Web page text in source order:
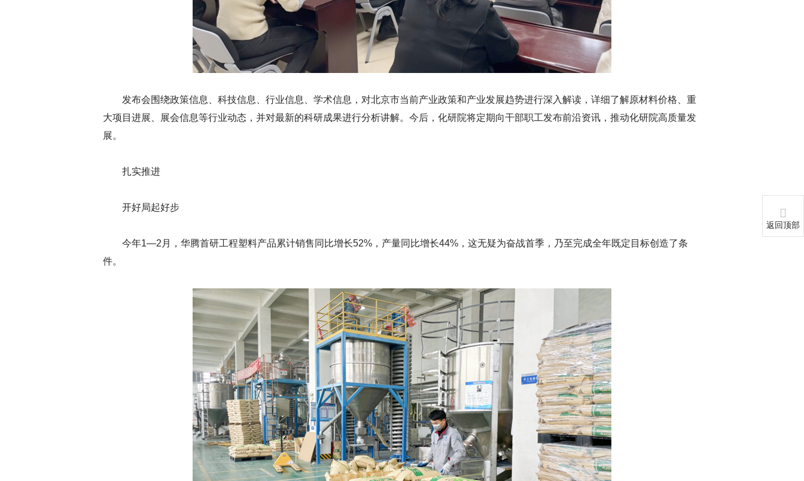
发布会围绕政策信息、科技信息、行业信息、学术信息，对北京市当前产业政策和产业发展趋势进行深入解读，详细了解原材料价格、重
大项目进展、展会信息等行业动态，并对最新的科研成果进行分析讲解。今后，化研院将定期向干部职工发布前沿资讯，推动化研院高质量发
展。
扎实推进
开好局起好步
今年1—2月，华腾首研工程塑料产品累计销售同比增长52%，产量同比增长44%，这无疑为奋战首季，乃至完成全年既定目标创造了条
件。
返回顶部